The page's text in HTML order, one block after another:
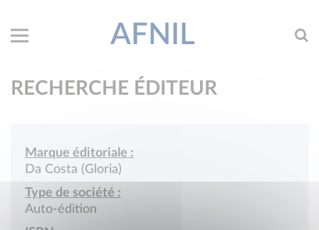
AFNIL
RECHERCHE ÉDITEUR
Marque éditoriale :
Da Costa (Gloria)
Type de société :
Auto-édition